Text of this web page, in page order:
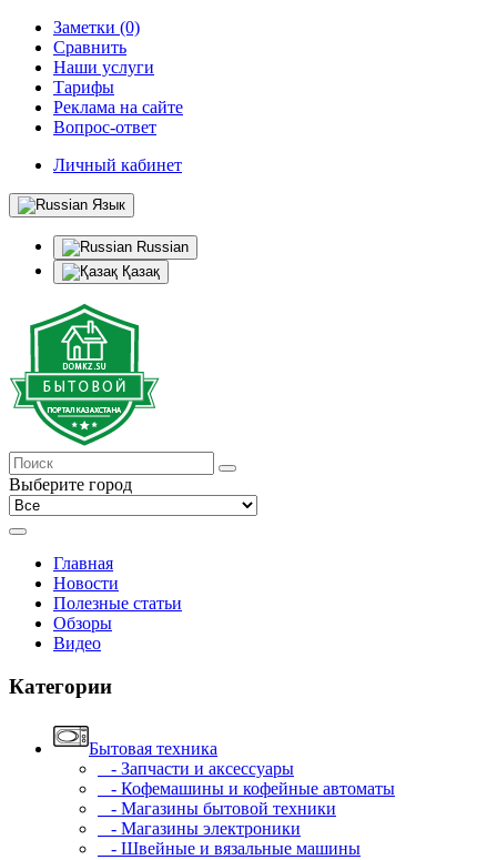
Заметки (0)
Сравнить
Наши услуги
Тарифы
Реклама на сайте
Вопрос-ответ
Личный кабинет
Язык
Russian
Қазақ
Выберите город
Главная
Новости
Полезные статьи
Обзоры
Видео
Категории
Бытовая техника
- Запчасти и аксессуары
- Кофемашины и кофейные автоматы
- Магазины бытовой техники
- Магазины электроники
- Швейные и вязальные машины